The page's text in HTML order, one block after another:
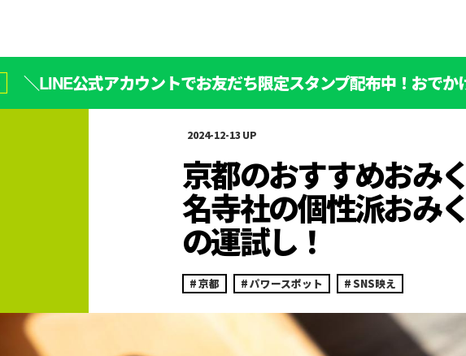
＼LINE公式アカウントでお友だち限定スタンプ配布中！おで
2024-12-13
京都のおすすめおみ
名寺社の個性派おみ
の運試し！
京都 パワースポット SNS映え